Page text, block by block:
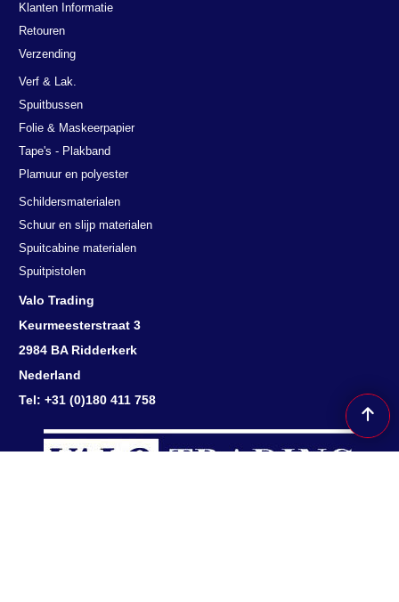
Klanten Informatie
Retouren
Verzending
Verf & Lak.
Spuitbussen
Folie & Maskeerpapier
Tape's - Plakband
Plamuur en polyester
Schildersmaterialen
Schuur en slijp materialen
Spuitcabine materialen
Spuitpistolen
Valo Trading
Keurmeesterstraat 3
2984 BA Ridderkerk
Nederland
Tel: +31 (0)180 411 758